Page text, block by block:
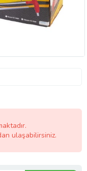
ulaşabilirsiniz.